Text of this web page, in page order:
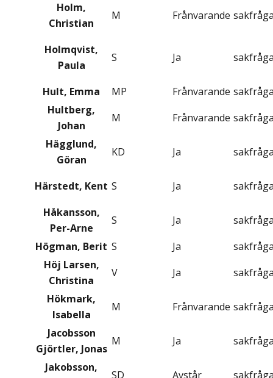
Holm,
Christian
M Frånvarande
Holmqvist,
Paula
S Ja
Hult, Emma MP Frånvarande
Hultberg,
Johan
M Frånvarande
Hägglund,
Göran
KD Ja
Härstedt, Kent S Ja
Håkansson,
Per-Arne
S Ja
Högman, Berit S Ja
Höj Larsen,
Christina
V Ja
Hökmark,
Isabella
M Frånvarande
Jacobsson
Gjörtler, Jonas
M Ja
Jakobsson,
SD Avstår